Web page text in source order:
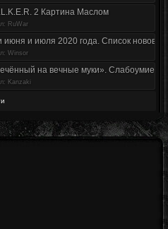
2 Картина Маслом
RuWar
июня и июля 2020 года. Список
Winsor
на вечные муки». Слабоумие и
Kanzaki